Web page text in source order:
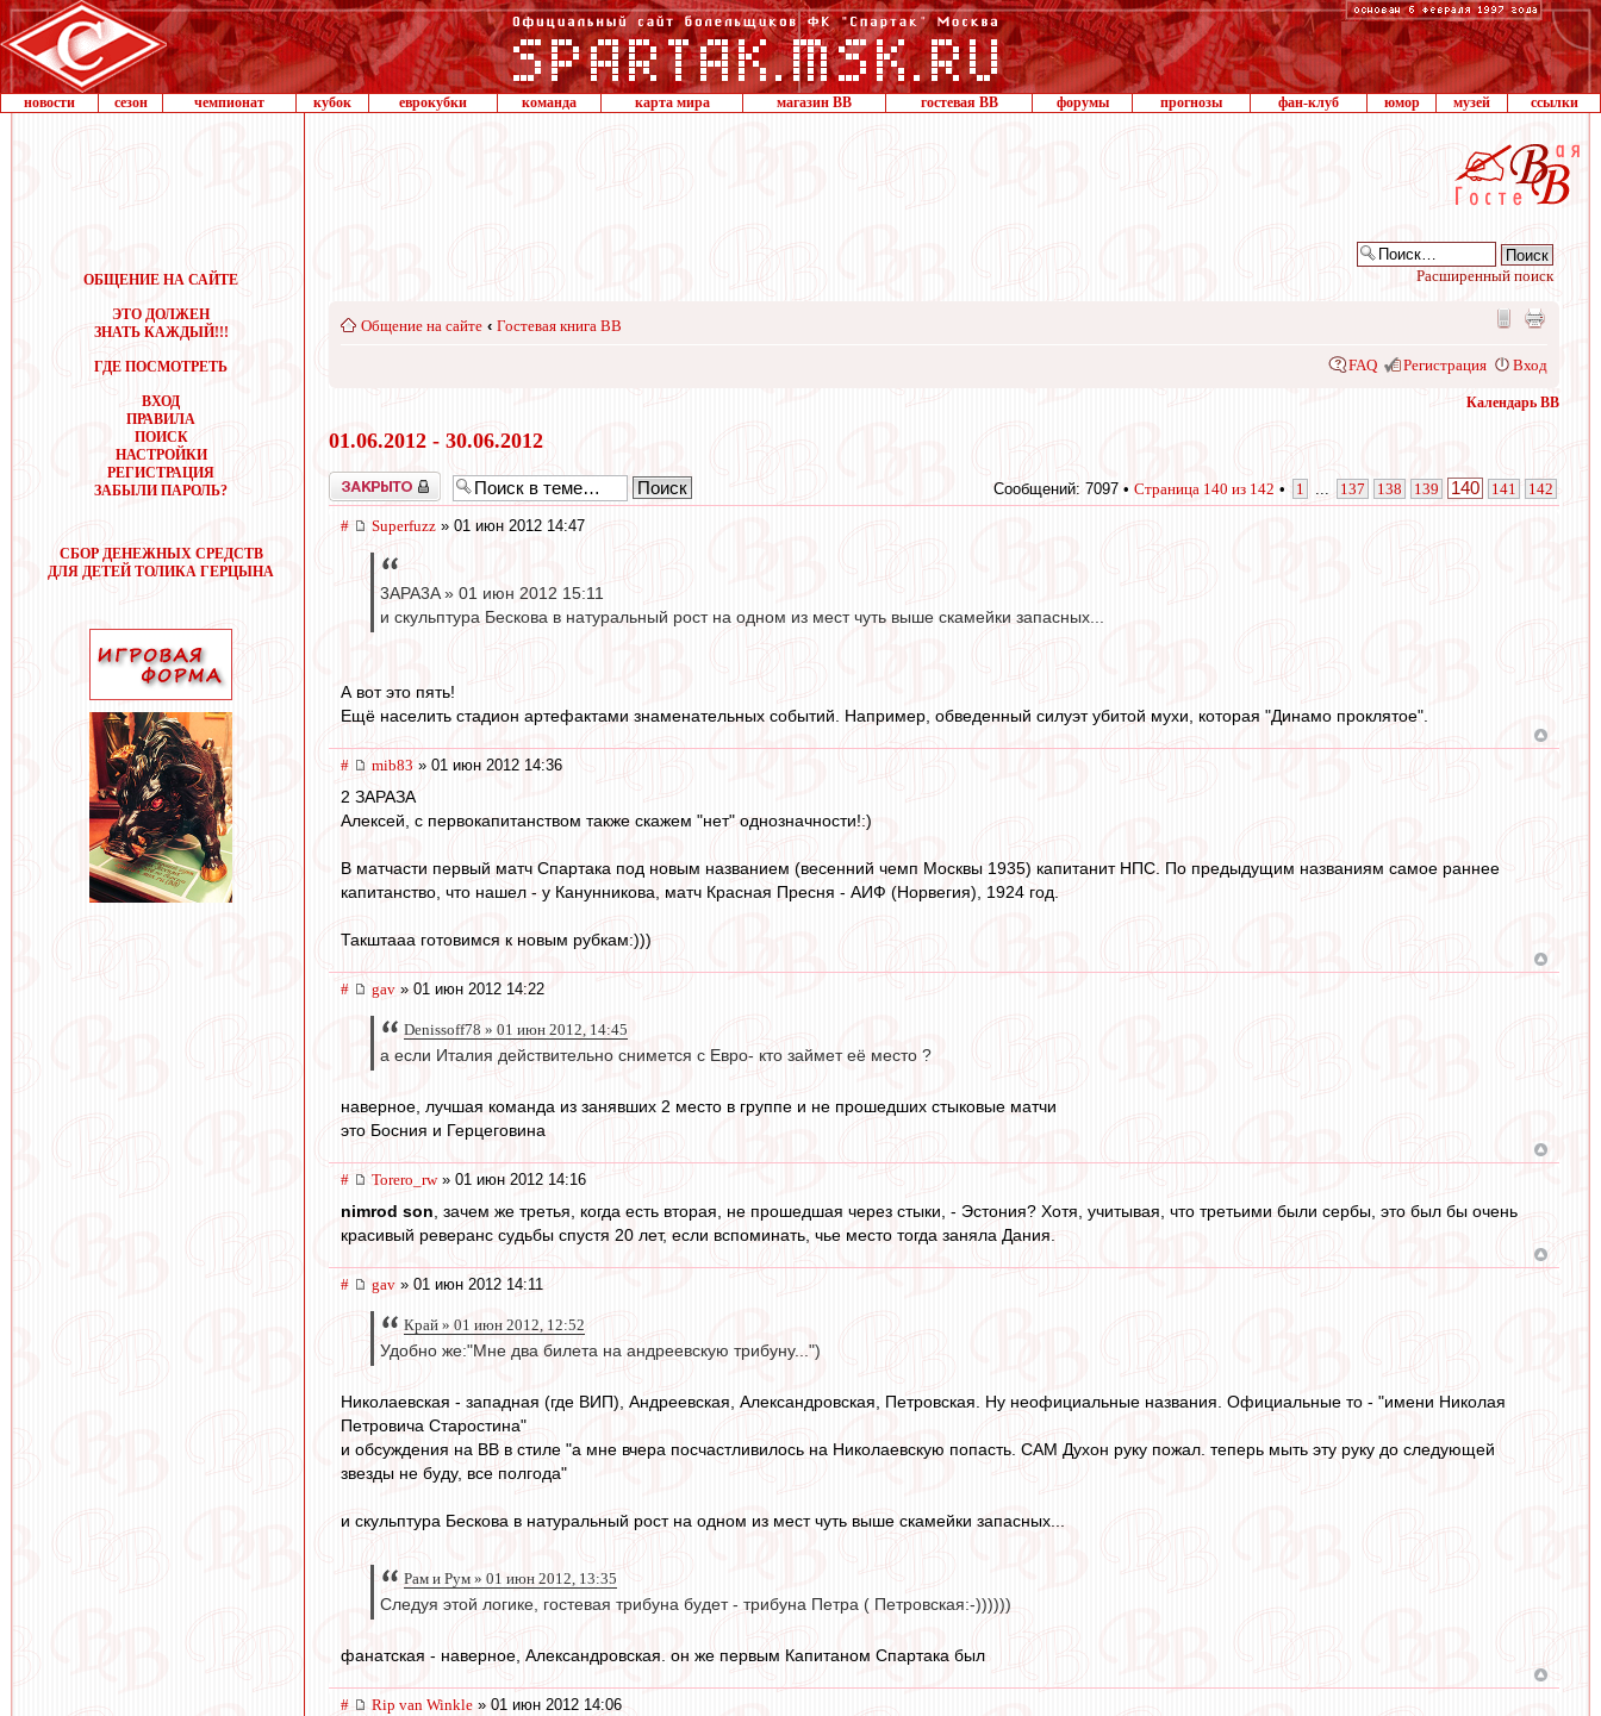
новости сезон чемпионат кубок еврокубки команда карта мира магазин ВВ гостевая ВВ форумы прогнозы фан-клуб юмор музей ссылки
ОБЩЕНИЕ НА САЙТЕ
ЭТО ДОЛЖЕН
ЗНАТЬ КАЖДЫЙ!!!
ГДЕ ПОСМОТРЕТЬ
ВХОД
ПРАВИЛА
ПОИСК
НАСТРОЙКИ
РЕГИСТРАЦИЯ
ЗАБЫЛИ ПАРОЛЬ?
СБОР ДЕНЕЖНЫХ СРЕДСТВ
ДЛЯ ДЕТЕЙ ТОЛИКА ГЕРЦЫНА
Расширенный поиск
Общение на сайте ‹ Гостевая книга ВВ
FAQ Регистрация Вход
Календарь ВВ
01.06.2012 - 30.06.2012
Закрыто Сообщений: 7097 • Страница 140 из 142 • 1 137 138 139 140 141 142
# Superfuzz » 01 июн 2012 14:47
3APA3A » 01 июн 2012 15:11
и скульптура Бескова в натуральный рост на одном из мест чуть выше скамейки запасных...
А вот это пять!
Ещё населить стадион артефактами знаменательных событий. Например, обведенный силуэт убитой мухи, которая "Динамо проклятое".
# mib83 » 01 июн 2012 14:36
2 ЗАРАЗА
Алексей, с первокапитанством также скажем "нет" однозначности!:)
В матчасти первый матч Спартака под новым названием (весенний чемп Москвы 1935) капитанит НПС. По предыдущим названиям самое раннее
капитанство, что нашел - у Канунникова, матч Красная Пресня - АИФ (Норвегия), 1924 год.
Такштааа готовимся к новым рубкам:)))
# gav » 01 июн 2012 14:22
Denissoff78 » 01 июн 2012, 14:45
а если Италия действительно снимется с Евро- кто займет её место ?
наверное, лучшая команда из занявших 2 место в группе и не прошедших стыковые матчи
это Босния и Герцеговина
# Torero_rw» 01 июн 2012 14:16
nimrod son , зачем же третья, когда есть вторая, не прошедшая через стыки, - Эстония? Хотя, учитывая, что третьими были сербы, это был бы очень
красивый реверанс судьбы спустя 20 лет, если вспоминать, чье место тогда заняла Дания.
# gav » 01 июн 2012 14:11
Край » 01 июн 2012, 12:52
Удобно же:"Мне два билета на андреевскую трибуну...")
Николаевская - западная (где ВИП), Андреевская, Александровская, Петровская. Ну неофициальные названия. Официальные то - "имени Николая
Петровича Старостина"
и обсуждения на ВВ в стиле "а мне вчера посчастливилось на Николаевскую попасть. САМ Духон руку пожал. теперь мыть эту руку до следующей
звезды не буду, все полгода"
и скульптура Бескова в натуральный рост на одном из мест чуть выше скамейки запасных...
Рам и Рум » 01 июн 2012, 13:35
Следуя этой логике, гостевая трибуна будет - трибуна Петра ( Петровская:-))))))
фанатская - наверное, Александровская. он же первым Капитаном Спартака был
# Rip van Winkle » 01 июн 2012 14:06